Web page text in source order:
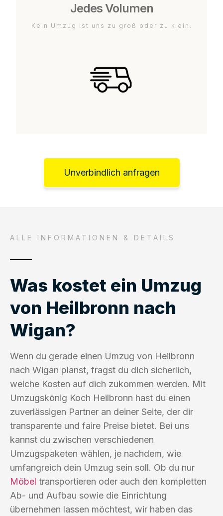
Jedes Volumen
Kein Umzug ist uns zu groß oder zu klein.
Unverbindlich anfragen
ALLE INFORMATIONEN & DETAILS
Was kostet ein Umzug
von Heilbronn nach
Wigan?
Wenn du gerade einen Umzug von Heilbronn
nach Wigan planst, fragst du dich sicherlich,
welche Kosten auf dich zukommen werden. Mit
Umzugskönig Koch Heilbronn hast du einen
zuverlässigen Partner an deiner Seite, der dir
transparente und faire Preise bietet. Bei uns
kannst du zwischen verschiedenen
Umzugspaketen wählen, je nachdem, wie
umfangreich dein Umzug sein soll. Ob du nur
Möbel transportieren oder auch den kompletten
Ab- und Aufbau sowie die Einrichtung
übernehmen lassen möchtest, wir haben das